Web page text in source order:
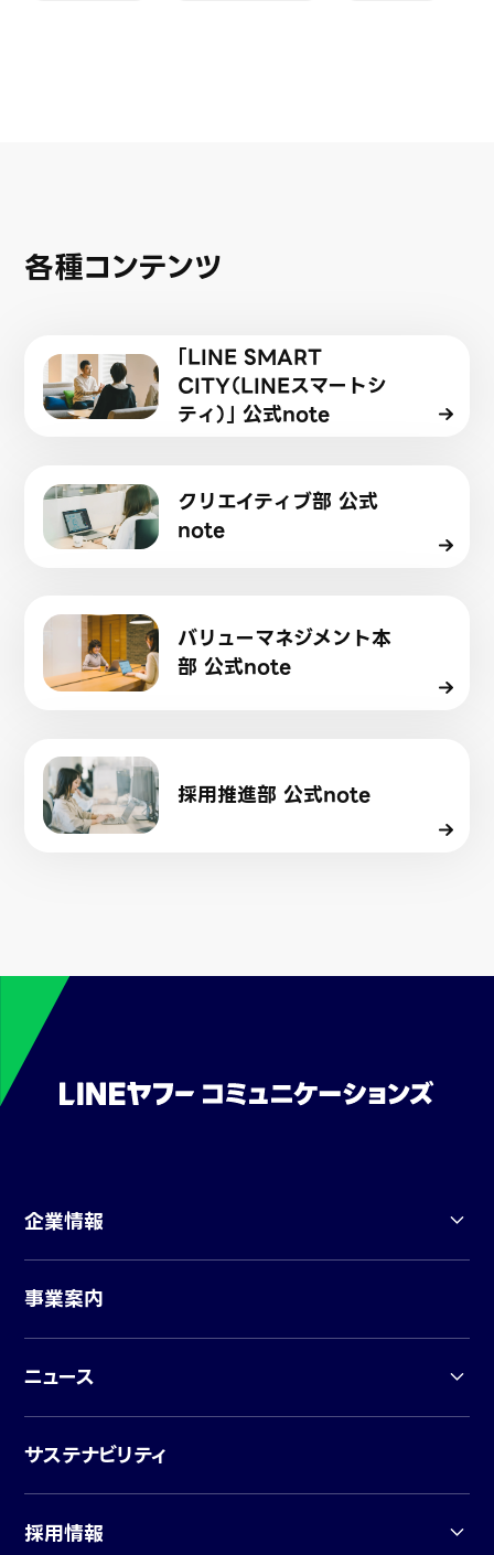
各種コンテンツ
「LINE SMART
CITY（LINEスマートシ
ティ）」 公式note
クリエイティブ部 公式
note
バリューマネジメント本
部 公式note
採用推進部 公式note
企業情報
事業案内
ニュース
サステナビリティ
採用情報